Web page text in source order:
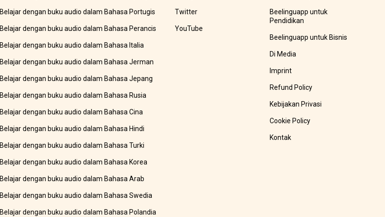
Belajar dengan buku audio dalam Bahasa Portugis
Belajar dengan buku audio dalam Bahasa Perancis
Belajar dengan buku audio dalam Bahasa Italia
Belajar dengan buku audio dalam Bahasa Jerman
Belajar dengan buku audio dalam Bahasa Jepang
Belajar dengan buku audio dalam Bahasa Rusia
Belajar dengan buku audio dalam Bahasa Cina
Belajar dengan buku audio dalam Bahasa Hindi
Belajar dengan buku audio dalam Bahasa Turki
Belajar dengan buku audio dalam Bahasa Korea
Belajar dengan buku audio dalam Bahasa Arab
Belajar dengan buku audio dalam Bahasa Swedia
Belajar dengan buku audio dalam Bahasa Polandia
Twitter
YouTube
Beelinguapp untuk
Pendidikan
Beelinguapp untuk Bisnis
Di Media
Imprint
Refund Policy
Kebijakan Privasi
Cookie Policy
Kontak